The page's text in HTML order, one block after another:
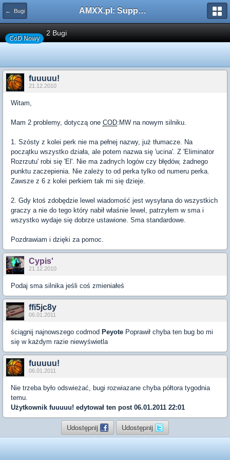
← Bugi AMXX.pl: Support AMX Mod X i SourceMod
CoD Nowy
2 Bugi
fuuuuu!
21.12.2010
Witam,
Mam 2 problemy, dotyczą one COD:MW na nowym silniku.
1. Szósty z kolei perk nie ma pełnej nazwy, już tłumacze. Na
początku wszystko działa, ale potem nazwa się 'ucina'. Z 'Eliminator
Rozrzutu' robi się 'El'. Nie ma żadnych logów czy błędów, żadnego
punktu zaczepienia. Nie zależy to od perka tylko od numeru perka.
Zawsze z 6 z kolei perkiem tak mi się dzieje.
2. Gdy ktoś zdobędzie lewel wiadomość jest wysyłana do wszystkich
graczy a nie do tego który nabił właśnie lewel, patrzyłem w sma i
wszystko wydaje się dobrze ustawione. Sma standardowe.
Pozdrawiam i dzięki za pomoc.
Cypis'
21.12.2010
Podaj sma silnika jeśli coś zmieniałeś
ffi5jc8y
06.01.2011
ściągnij najnowszego codmod Peyote Poprawił chyba ten bug bo mi
się w każdym razie niewyświetla
fuuuuu!
06.01.2011
Nie trzeba było odswieżać, bugi rozwiazane chyba półtora tygodnia
temu.
Użytkownik fuuuuu! edytował ten post 06.01.2011 22:01
Udostępnij Udostępnij